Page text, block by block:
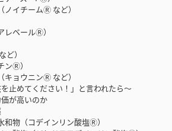
イチームⓇ など）
ベールⓇ）
）
Ⓡ）
ョウニンⓇ など）
止めてください！」と言われたら〜
が高いのか
物（コデインリン酸塩Ⓡ）